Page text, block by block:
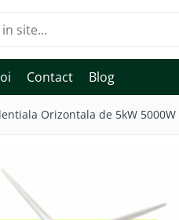
Contact Blog
Orizontala de 5kW 5000W